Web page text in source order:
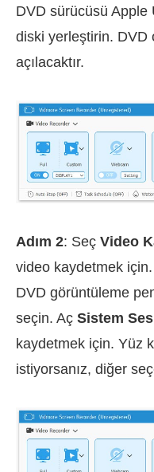
DVD sürücüsü Apple
diski yerleştirin. DVD
açılacaktır.
Adım 2: Seç Video
video kaydetmek
DVD görüntüleme
seçin. Aç Sistem
kaydetmek için. Yüz
istiyorsanız, diğer